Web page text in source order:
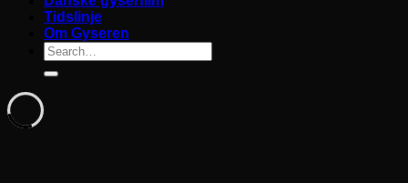
Tidslinje
Om Gyseren